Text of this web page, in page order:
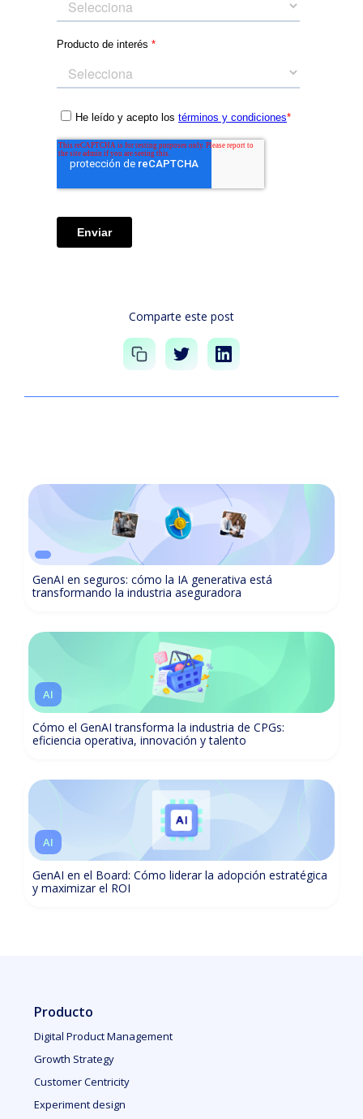
Comparte este post
GenAI en seguros: cómo la IA generativa está
transformando la industria aseguradora
AI
Cómo el GenAI transforma la industria de CPGs:
eficiencia operativa, innovación y talento
AI
GenAI en el Board: Cómo liderar la adopción estratégica
y maximizar el ROI
Producto
Digital Product Management
Growth Strategy
Customer Centricity
Experiment design